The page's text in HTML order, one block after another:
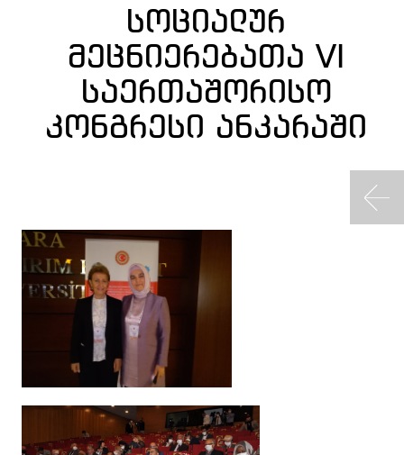
სოციალურ
მეცნიერებათა VI
საერთაშორისო
კონგრესი ანკარაში